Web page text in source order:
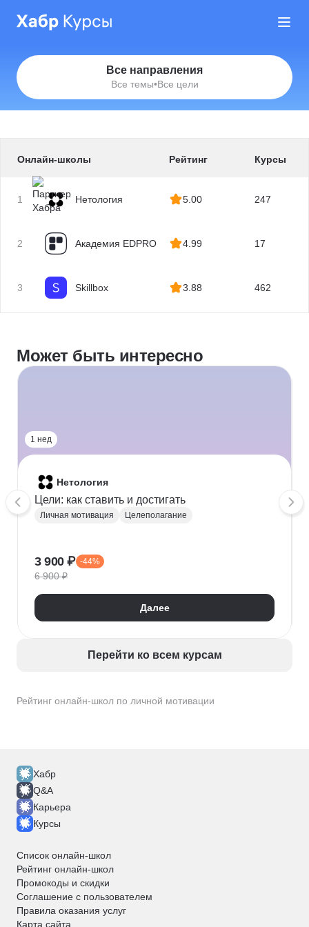
Все направления
Все темы•Все цели
Рейтинг онлайн-школ по личной мотивации
Онлайн-школы Рейтинг Курсы
1 Нетология 5.00 247
2 Академия EDPRO 4.99 17
3 Skillbox 3.88 462
Может быть интересно
1 нед
Нетология
Цели: как ставить и достигать
Личная мотивация Целеполагание
3 900 ₽ -44%
6 900 ₽
Далее
Перейти ко всем курсам
Хабр
Q&A
Карьера
Курсы
Список онлайн-школ
Рейтинг онлайн-школ
Промокоды и скидки
Соглашение с пользователем
Правила оказания услуг
Карта сайта